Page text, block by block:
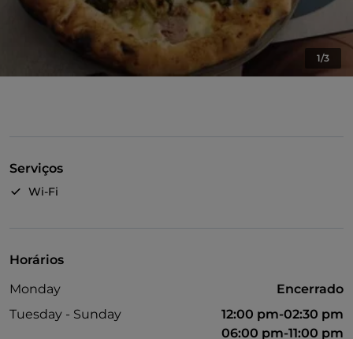
1/3
Serviços
Wi-Fi
Horários
Monday
Encerrado
Tuesday - Sunday
12:00 pm-02:30 pm
06:00 pm-11:00 pm